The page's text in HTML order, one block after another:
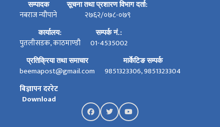
सम्पादक
नबराज न्यौपाने
सूचना तथा प्रशारण विभाग दर्ता:
२७६२/०७८-०७९
कार्यालय:
पुतलीसडक, काठमाण्डौ
सम्पर्क नं.:
01-4535002
प्रतिक्रिया तथा समाचार
beemapost@gmail.com
मार्केटिङ सम्पर्क
9851323306, 9851323304
बिज्ञापन दररेट
Download